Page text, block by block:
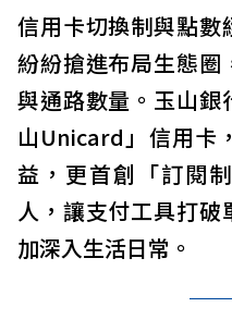
信用卡切換制與點數
紛紛搶進布局生態圈
與通路數量。玉山銀
山Unicard」信用卡
益，更首創「訂閱
人，讓支付工具打破
加深入生活日常。